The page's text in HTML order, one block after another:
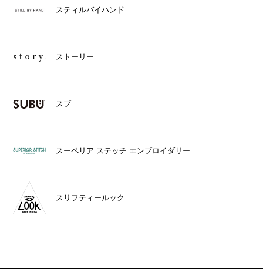
スティルバイハンド
ストーリー
スブ
スーペリア ステッチ エンブロイダリー
スリフティールック